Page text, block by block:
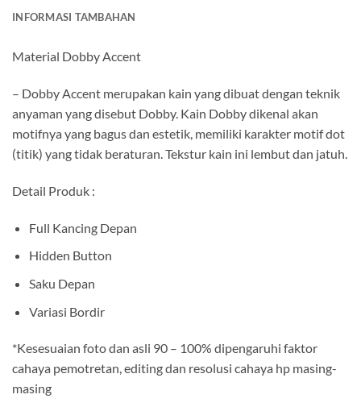
INFORMASI TAMBAHAN
Material Dobby Accent
– Dobby Accent merupakan kain yang dibuat dengan teknik
anyaman yang disebut Dobby. Kain Dobby dikenal akan
motifnya yang bagus dan estetik, memiliki karakter motif dot
(titik) yang tidak beraturan. Tekstur kain ini lembut dan jatuh.
Detail Produk :
Full Kancing Depan
Hidden Button
Saku Depan
Variasi Bordir
*Kesesuaian foto dan asli 90 – 100% dipengaruhi faktor
cahaya pemotretan, editing dan resolusi cahaya hp masing-
masing